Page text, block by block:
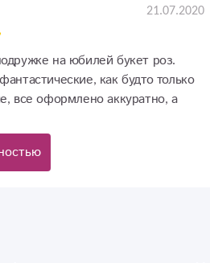
21.07.2020
на юбилей букет роз.
как будто только
все оформлено аккуратно, а